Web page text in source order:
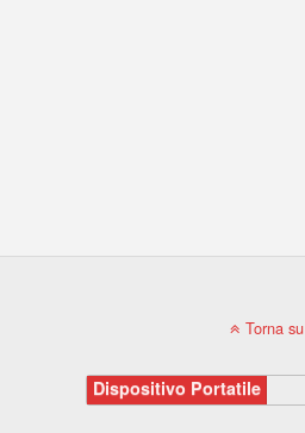
Torna su
Dispositivo Portatile